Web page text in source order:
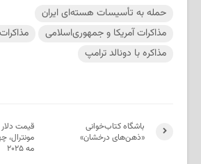
حمله به تأسیسات هسته‌ای ایران
مذاکرات آمریکا و جمهوری‌اسلامی
مذاکره با دونالد ترامپ
قیمت دلار
مه ۲۰۲۵
باشگاه کتاب‌خوانی
«ذهن‌های درخشان»